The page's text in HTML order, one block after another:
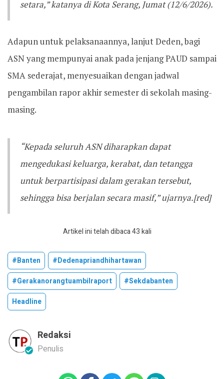
setara,” katanya di Kota Serang, Jumat (12/6/2026).
Adapun untuk pelaksanaannya, lanjut Deden, bagi
ASN yang mempunyai anak pada jenjang PAUD sampai
SMA sederajat, menyesuaikan dengan jadwal
pengambilan rapor akhir semester di sekolah masing-
masing.
“Kepada seluruh ASN diharapkan dapat
mengedukasi keluarga, kerabat, dan tetangga
untuk berpartisipasi dalam gerakan tersebut,
sehingga bisa berjalan secara masif,” ujarnya.[red]
Artikel ini telah dibaca 43 kali
#banten
#dedenapriandhihartawan
#gerakanorangtuambilraport
#sekdabanten
Headline
Redaksi
Penulis